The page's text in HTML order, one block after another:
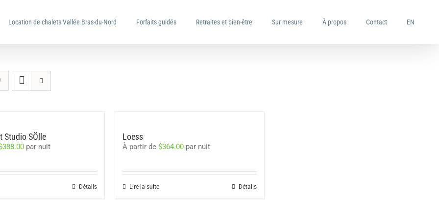
Location de chalets Vallée Bras-du-Nord Forfaits guidés Retraites et bien-être Sur mesure À propos Contact EN
Studio SÖlle
388.00 par nuit
Détails
Loess
À partir de $364.00 par nuit
Lire la suite Détails